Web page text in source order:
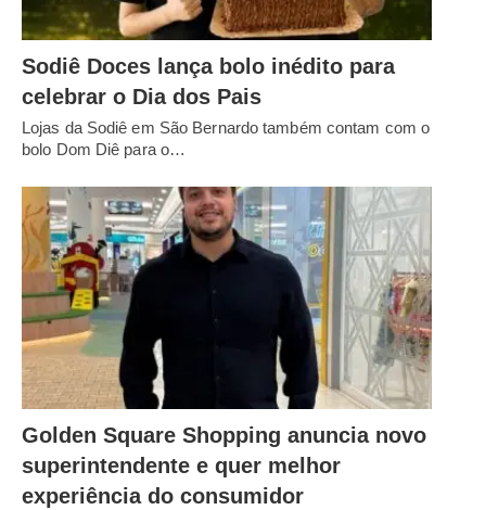
Sodiê Doces lança bolo inédito para
celebrar o Dia dos Pais
Lojas da Sodiê em São Bernardo também contam com o
bolo Dom Diê para o…
Golden Square Shopping anuncia novo
superintendente e quer melhor
experiência do consumidor